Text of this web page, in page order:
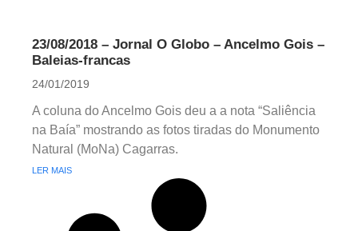
23/08/2018 – Jornal O Globo – Ancelmo Gois –
Baleias-francas
24/01/2019
A coluna do Ancelmo Gois deu a a nota “Saliência
na Baía” mostrando as fotos tiradas do Monumento
Natural (MoNa) Cagarras.
LER MAIS